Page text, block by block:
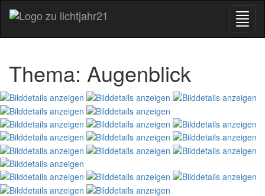
Thema: Augenblick